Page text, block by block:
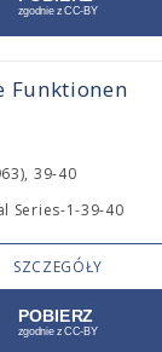
Funktionen
39-40
Series-1-39-40
SZCZEGÓŁY